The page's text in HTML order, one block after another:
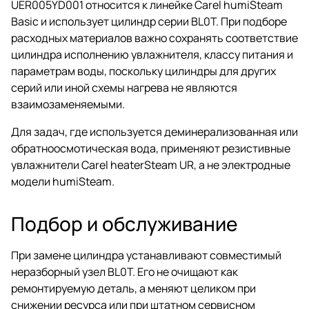
UER005YD001 относится к линейке Carel humiSteam
Basic и использует цилиндр серии BL0T. При подборе
расходных материалов важно сохранять соответствие
цилиндра исполнению увлажнителя, классу питания и
параметрам воды, поскольку цилиндры для других
серий или иной схемы нагрева не являются
взаимозаменяемыми.
Для задач, где используется деминерализованная или
обратноосмотическая вода, применяют резистивные
увлажнители Carel heaterSteam UR, а не электродные
модели humiSteam.
Подбор и обслуживание
При замене цилиндра устанавливают совместимый
неразборный узел BL0T. Его не очищают как
ремонтируемую деталь, а меняют целиком при
снижении ресурса или при штатном сервисном